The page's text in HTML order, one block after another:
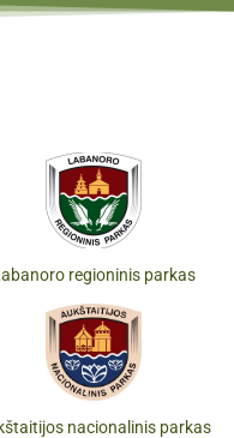
regioninis parkas
nacionalinis parkas